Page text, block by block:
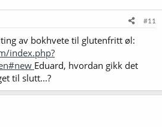
#11
av bokhvete til glutenfritt øl:
index.php?
Eduard, hvordan gikk det
til slutt...?